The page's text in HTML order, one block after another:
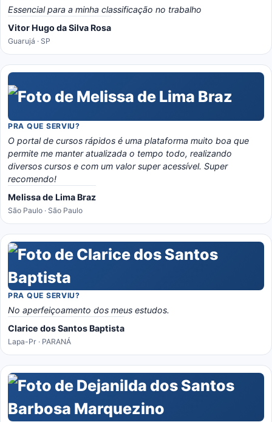
Essencial para a minha classificação no trabalho
Vitor Hugo da Silva Rosa
Guarujá · SP
PRA QUE SERVIU?
O portal de cursos rápidos é uma plataforma muito boa que
permite me manter atualizada o tempo todo, realizando
diversos cursos e com um valor super acessível. Super
recomendo!
Melissa de Lima Braz
São Paulo · São Paulo
PRA QUE SERVIU?
No aperfeiçoamento dos meus estudos.
Clarice dos Santos Baptista
Lapa-Pr · PARANÁ